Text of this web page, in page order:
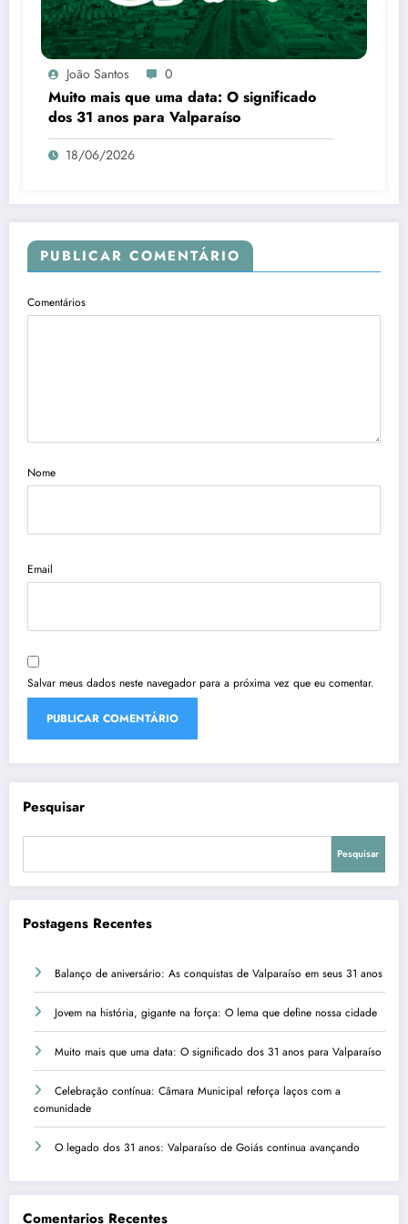
João Santos 0
Muito mais que uma data: O significado
dos 31 anos para Valparaíso
18/06/2026
PUBLICAR COMENTÁRIO
Comentários
Nome
Email
Salvar meus dados neste navegador para a próxima vez que eu comentar.
Pesquisar
Pesquisar
Postagens Recentes
Balanço de aniversário: As conquistas de Valparaíso em seus 31 anos
Jovem na história, gigante na força: O lema que define nossa cidade
Muito mais que uma data: O significado dos 31 anos para Valparaíso
Celebração contínua: Câmara Municipal reforça laços com a
comunidade
O legado dos 31 anos: Valparaíso de Goiás continua avançando
Comentarios Recentes